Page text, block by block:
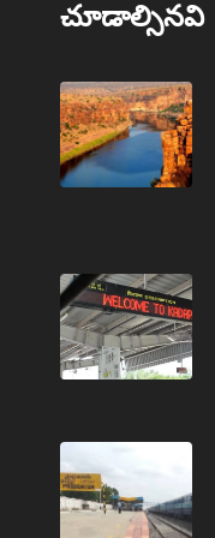
చూడాల్సినవి